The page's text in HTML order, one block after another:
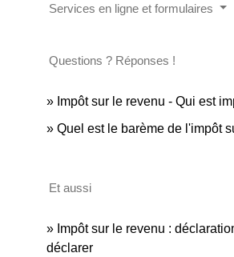
Services en ligne et formulaires
Questions ? Réponses !
Impôt sur le revenu - Qui est
Quel est le barème de l'impôt
Et aussi
Impôt sur le revenu :
déclarer